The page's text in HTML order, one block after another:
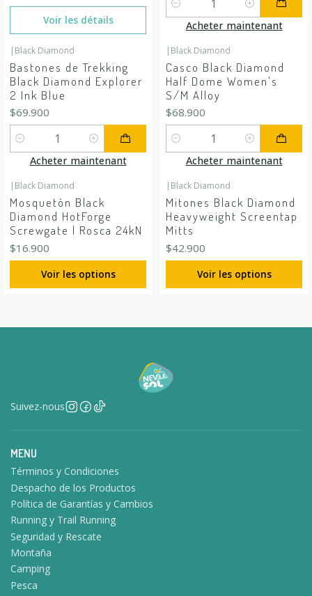
Voir les détails
Quantité
Acheter maintenant
| Black Diamond
Bastones de Trekking
Black Diamond Explorer
2 Ink Blue
$69.900
Quantité
Acheter maintenant
| Black Diamond
Casco Black Diamond
Half Dome Women's
S/M Alloy
$68.900
Quantité
Acheter maintenant
| Black Diamond
Mosquetón Black
Diamond HotForge
Screwgate | Rosca 24kN
$16.900
Voir les options
| Black Diamond
Mitones Black Diamond
Heavyweight Screentap
Mitts
$42.900
Voir les options
Suivez-nous
MENU
Términos y Condiciones
Despacho de los Productos
Política de Garantías y Cambios
Running y Trail Running
Seguridad y Rescate
Montaña
Camping
Pesca